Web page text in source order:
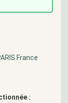
PARIS France
: